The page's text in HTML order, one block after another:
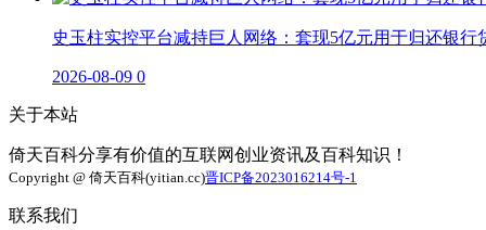
史玉柱实控平台减持巨人网络：套现5亿元用于归还银行
2026-08-09 0
关于本站
倚天百科分享有价值的互联网创业资讯及百科知识！
Copyright @ 倚天百科(yitian.cc)晋ICP备2023016214号-1
联系我们